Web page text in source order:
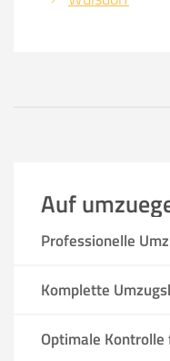
Auf
Professionelle
Komplette
Optimale